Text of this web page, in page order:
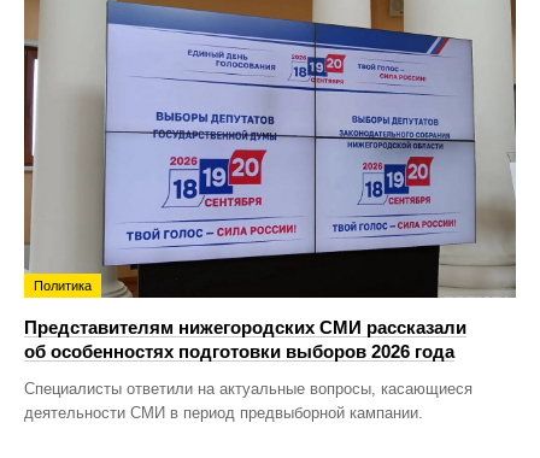
Политика
Представителям нижегородских СМИ рассказали
об особенностях подготовки выборов 2026 года
Специалисты ответили на актуальные вопросы, касающиеся
деятельности СМИ в период предвыборной кампании.